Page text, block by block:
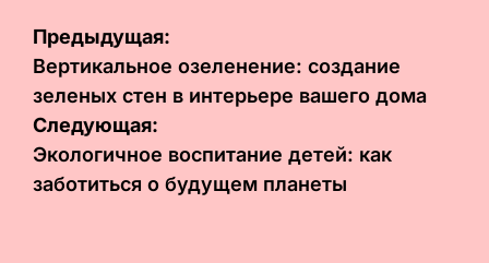
Навигация
по
записям
Предыдущая:
Вертикальное озеленение: создание
зеленых стен в интерьере вашего дома
Следующая:
Экологичное воспитание детей: как
заботиться о будущем планеты